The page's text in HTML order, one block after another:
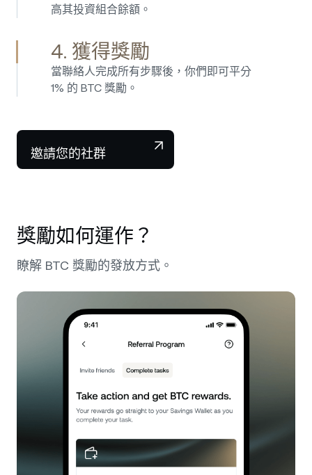
高其投資組合餘額。
4. 獲得獎勵
當聯絡人完成所有步驟後，你們即可平分
1% 的 BTC 獎勵。
邀請您的社群
獎勵如何運作？
瞭解 BTC 獎勵的發放方式。